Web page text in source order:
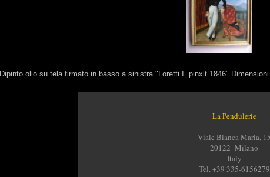
Dipinto olio su tela firmato in basso a sinistra "Loretti I. pinxit
La Pendulerie
Viale Bianca Maria, 15
20122- Milano
Italy
Tel. +39 335-6156279